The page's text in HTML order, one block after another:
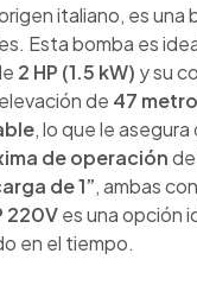
italiano, es
Esta bomba es
2 HP (1.5 kW) y su
de 47
, lo que le
de operación
de 1”, ambas
220Ves una opción
en el tiempo.